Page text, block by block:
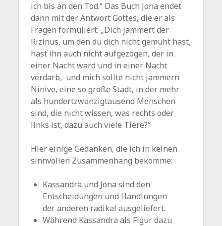
ich bis an den Tod.“ Das Buch Jona endet
dann mit der Antwort Gottes, die er als
Fragen formuliert: „Dich jammert der
Rizinus, um den du dich nicht gemüht hast,
hast ihn auch nicht aufgezogen, der in
einer Nacht ward und in einer Nacht
verdarb, und mich sollte nicht jammern
Ninive, eine so große Stadt, in der mehr
als hundertzwanzigtausend Menschen
sind, die nicht wissen, was rechts oder
links ist, dazu auch viele Tiere?“
Hier einige Gedanken, die ich in keinen
sinnvollen Zusammenhang bekomme:
Kassandra und Jona sind den
Entscheidungen und Handlungen
der anderen radikal ausgeliefert.
Während Kassandra als Figur dazu